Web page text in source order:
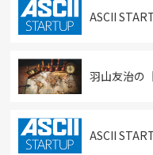
ASCII
羽山友治の
ASCII